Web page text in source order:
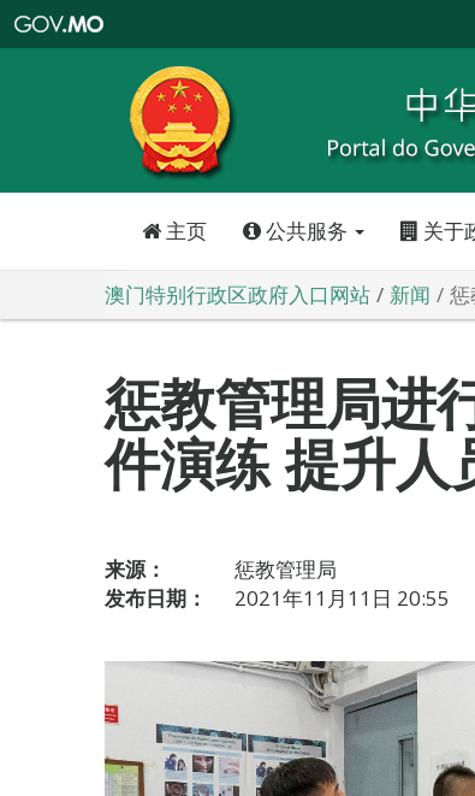
特
政
区
政
口
主页 公共服务 关于
澳门特别行政区政府入口网站 新闻 惩
惩教管理局进
件演练 提升人
来源：
惩教管理局
发布日期：
2021年11月11日 20:55